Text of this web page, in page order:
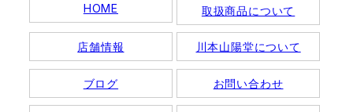
HOME 取扱商品について
店舗情報 川本山陽堂について
ブログ お問い合わせ